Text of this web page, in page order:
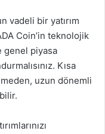
vadeli bir yatırım
Coin’in teknolojik
genel piyasa
Kısa
uzun dönemli